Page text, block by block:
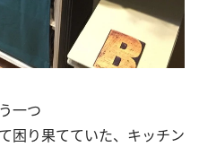
一つ
困り果てていた、キッチン